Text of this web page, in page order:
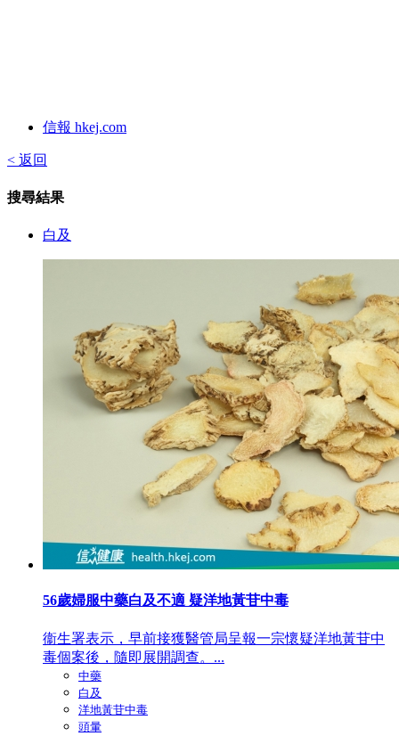
信報 hkej.com
< 返回
搜尋結果
白及
56歲婦服中藥白及不適 疑洋地黃苷中毒
衞生署表示，早前接獲醫管局呈報一宗懷疑洋地黃苷中
毒個案後，隨即展開調查。...
中藥
白及
洋地黃苷中毒
頭暈